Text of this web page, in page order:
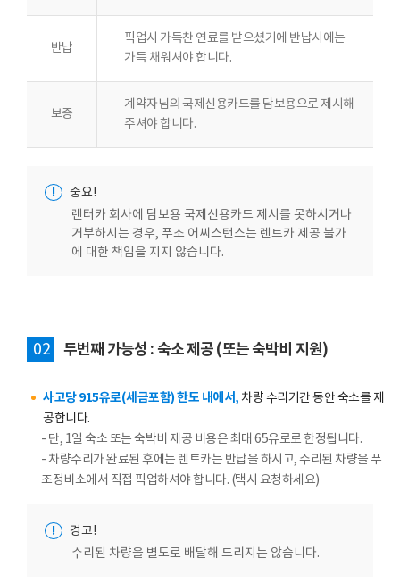
반납
픽업시 가득찬 연료를 받으셨기에 반납시에는
가득 채워셔야 합니다.
보증
계약자님의 국제신용카드를 담보용으로 제시해
주셔야 합니다.
!
중요!
렌터카 회사에 담보용 국제신용카드 제시를 못하시거나
거부하시는 경우, 푸조 어씨스턴스는 렌트카 제공 불가
에 대한 책임을 지지 않습니다.
02 두번째 가능성 : 숙소 제공 (또는 숙박비 지원)
사고당 915유로(세금포함) 한도 내에서,차량 수리기간 동안 숙소를 제
공합니다.
- 단, 1일 숙소 또는 숙박비 제공 비용은 최대 65유로로 한정됩니다.
- 차량수리가 완료된 후에는 렌트카는 반납을 하시고, 수리된 차량을 푸
조정비소에서 직접 픽업하셔야 합니다. (택시 요청하세요)
!
경고!
수리된 차량을 별도로 배달해 드리지는 않습니다.